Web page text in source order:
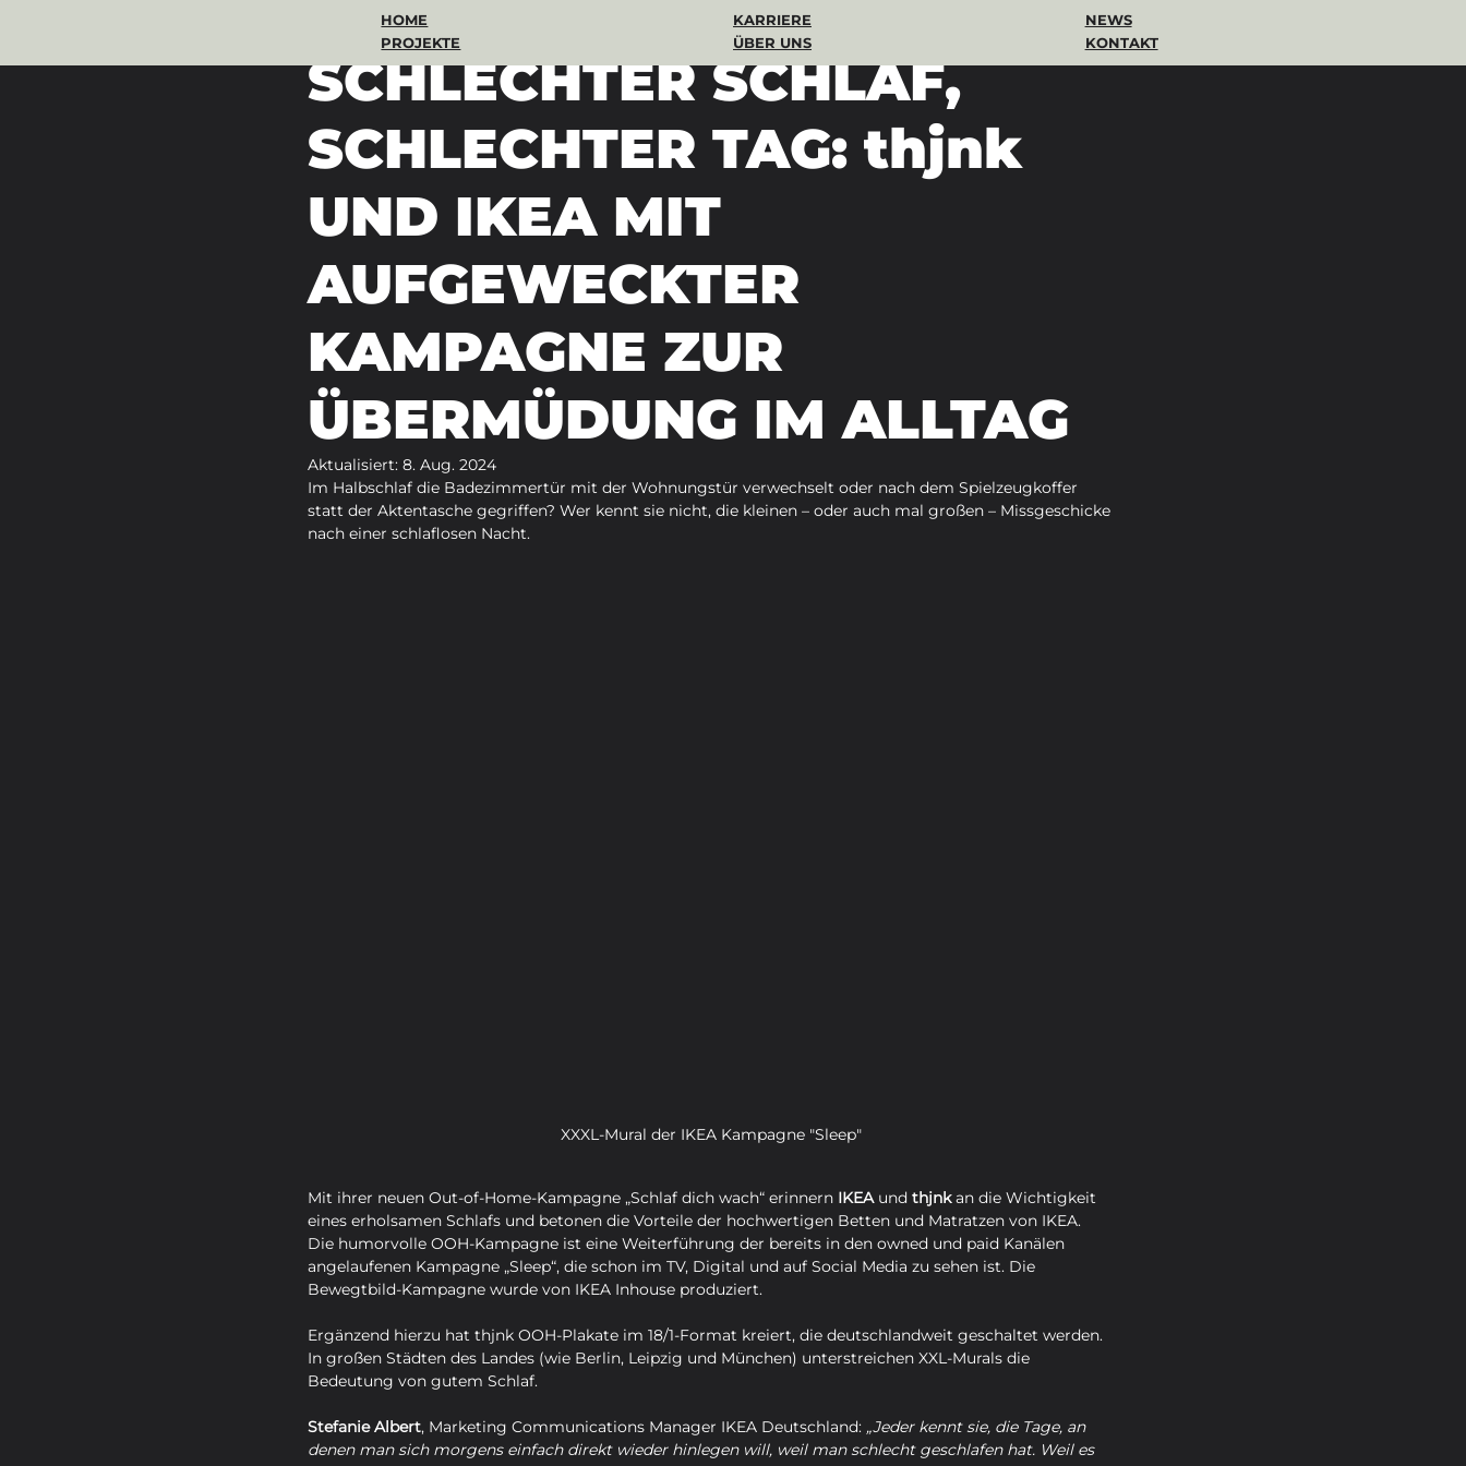
PROJEKTE
HOME
KARRIERE
ÜBER UNS
NEWS
KONTAKT
SCHLECHTER SCHLAF,
SCHLECHTER TAG: thjnk
UND IKEA MIT
AUFGEWECKTER
KAMPAGNE ZUR
ÜBERMÜDUNG IM ALLTAG
5. Aug. 2024 1 Min. Lesezeit
Aktualisiert: 8. Aug. 2024
Im Halbschlaf die Badezimmertür mit der Wohnungstür verwechselt oder nach dem Spielzeugkoffer
statt der Aktentasche gegriffen? Wer kennt sie nicht, die kleinen – oder auch mal großen – Missgeschicke
nach einer schlaflosen Nacht.
XXXL-Mural der IKEA Kampagne "Sleep"
Mit ihrer neuen Out-of-Home-Kampagne „Schlaf dich wach“ erinnern IKEA und thjnk an die Wichtigkeit
eines erholsamen Schlafs und betonen die Vorteile der hochwertigen Betten und Matratzen von IKEA.
Die humorvolle OOH-Kampagne ist eine Weiterführung der bereits in den owned und paid Kanälen
angelaufenen Kampagne „Sleep“, die schon im TV, Digital und auf Social Media zu sehen ist. Die
Bewegtbild-Kampagne wurde von IKEA Inhouse produziert.
Ergänzend hierzu hat thjnk OOH-Plakate im 18/1-Format kreiert, die deutschlandweit geschaltet werden.
In großen Städten des Landes (wie Berlin, Leipzig und München) unterstreichen XXL-Murals die
Bedeutung von gutem Schlaf.
Stefanie Albert, Marketing Communications Manager IKEA Deutschland: „Jeder kennt sie, die Tage, an
denen man sich morgens einfach direkt wieder hinlegen will, weil man schlecht geschlafen hat. Weil es